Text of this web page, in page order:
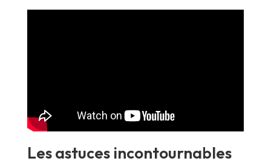
Les astuces incontournables